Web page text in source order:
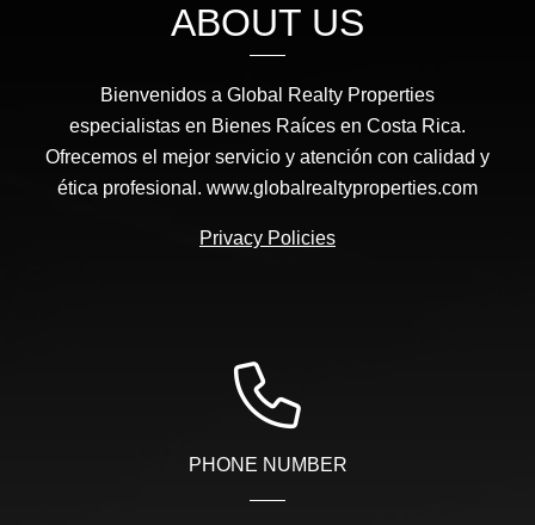
ABOUT US
Bienvenidos a Global Realty Properties
especialistas en Bienes Raíces en Costa Rica.
Ofrecemos el mejor servicio y atención con calidad y
ética profesional. www.globalrealtyproperties.com
Privacy Policies
PHONE NUMBER